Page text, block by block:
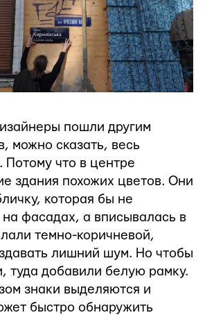
пошли другим
можно сказать, весь
Потому что в центре
здания похожих цветов. Они
которая бы не
фасадах, а вписывалась в
темно-коричневой,
лишний шум. Но чтобы
туда добавили белую рамку.
знаки выделяются и
быстро обнаружить